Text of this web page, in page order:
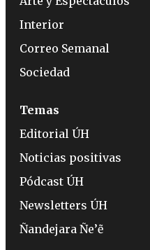
Interior
Correo Semanal
Sociedad
Temas
Editorial ÚH
Noticias positivas
Pódcast ÚH
Newsletters ÚH
Ñandejara Ñe’ẽ